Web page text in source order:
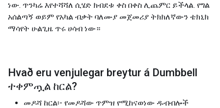
ነው. ጥንካሬ እየተሻሻለ ሲሄድ ክብደቱ ቀስ በቀስ ሊጨምር ይችላል. የግል
አሰልጣኝ ወይም የአካል ብቃት ባለሙያ መጀመሪያ ትክክለኛውን ቴክኒክ
ማሳየት ሁልጊዜ ጥሩ ሀሳብ ነው።
Hvað eru venjulegar breytur á Dumbbell
ተቀምጧል ከርል?
መዶሻ ከርል፡- የመዶሻው ጥምዝ የሚከናወነው ዱብብሎች